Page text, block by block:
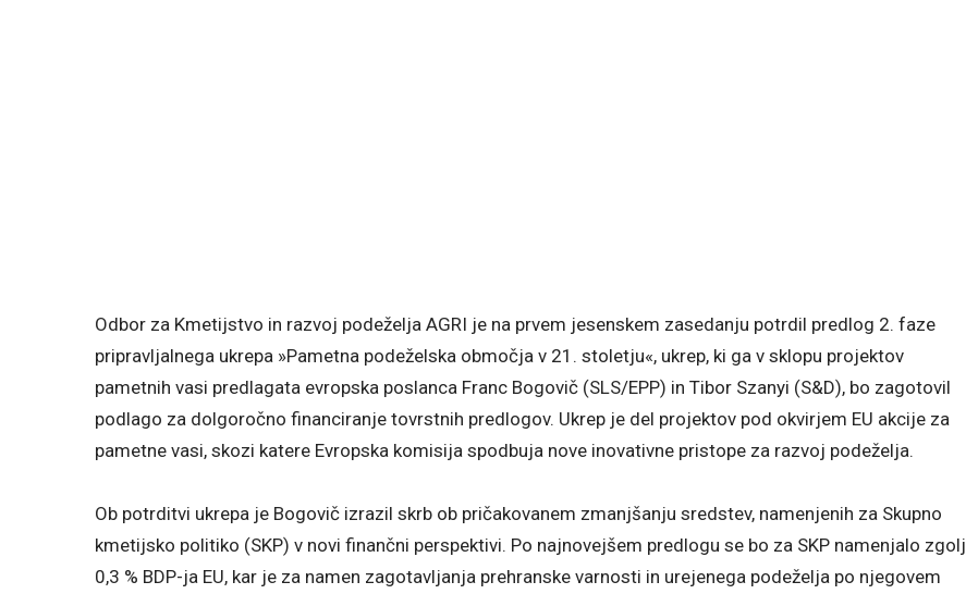
Odbor za Kmetijstvo in razvoj podeželja AGRI je na prvem jesenskem zasedanju potrdil predlog 2. faze
pripravljalnega ukrepa »Pametna podeželska območja v 21. stoletju«, ukrep, ki ga v sklopu projektov
pametnih vasi predlagata evropska poslanca Franc Bogovič (SLS/EPP) in Tibor Szanyi (S&D), bo zagotovil
podlago za dolgoročno financiranje tovrstnih predlogov. Ukrep je del projektov pod okvirjem EU akcije za
pametne vasi, skozi katere Evropska komisija spodbuja nove inovativne pristope za razvoj podeželja.
Ob potrditvi ukrepa je Bogovič izrazil skrb ob pričakovanem zmanjšanju sredstev, namenjenih za Skupno
kmetijsko politiko (SKP) v novi finančni perspektivi. Po najnovejšem predlogu se bo za SKP namenjalo zgolj
0,3 % BDP-ja EU, kar je za namen zagotavljanja prehranske varnosti in urejenega podeželja po njegovem